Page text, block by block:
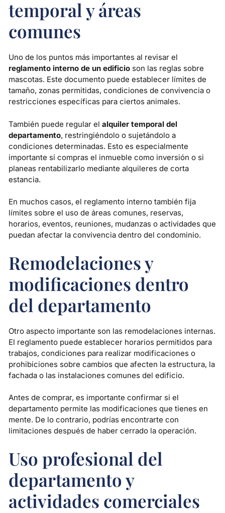
temporal y áreas
comunes
Uno de los puntos más importantes al revisar el
reglamento interno de un edificio son las reglas sobre
mascotas. Este documento puede establecer límites de
tamaño, zonas permitidas, condiciones de convivencia o
restricciones específicas para ciertos animales.
También puede regular el alquiler temporal del
departamento, restringiéndolo o sujetándolo a
condiciones determinadas. Esto es especialmente
importante si compras el inmueble como inversión o si
planeas rentabilizarlo mediante alquileres de corta
estancia.
En muchos casos, el reglamento interno también fija
límites sobre el uso de áreas comunes, reservas,
horarios, eventos, reuniones, mudanzas o actividades que
puedan afectar la convivencia dentro del condominio.
Remodelaciones y
modificaciones dentro
del departamento
Otro aspecto importante son las remodelaciones internas.
El reglamento puede establecer horarios permitidos para
trabajos, condiciones para realizar modificaciones o
prohibiciones sobre cambios que afecten la estructura, la
fachada o las instalaciones comunes del edificio.
Antes de comprar, es importante confirmar si el
departamento permite las modificaciones que tienes en
mente. De lo contrario, podrías encontrarte con
limitaciones después de haber cerrado la operación.
Uso profesional del
departamento y
actividades comerciales